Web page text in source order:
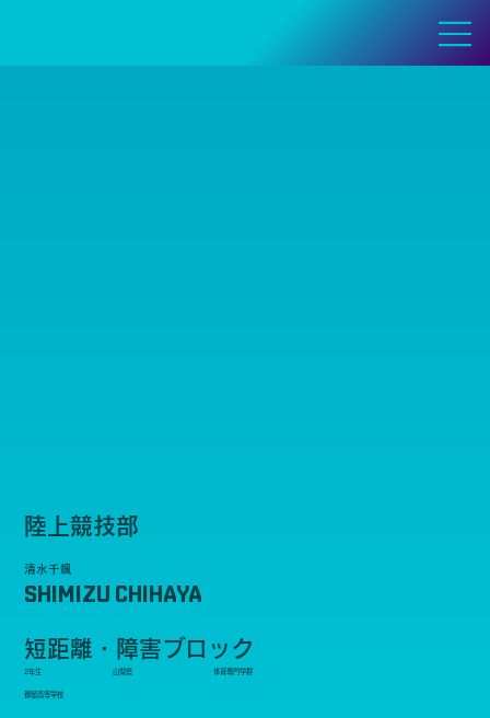
陸上競技部
清水千颯
SHIMIZU CHIHAYA
短距離・障害ブロック
2年生 山梨県 体育専門学群
都留高等学校